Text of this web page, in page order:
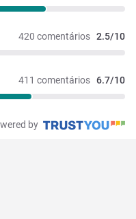
420 comentários 2.5/10
411 comentários 6.7/10
by